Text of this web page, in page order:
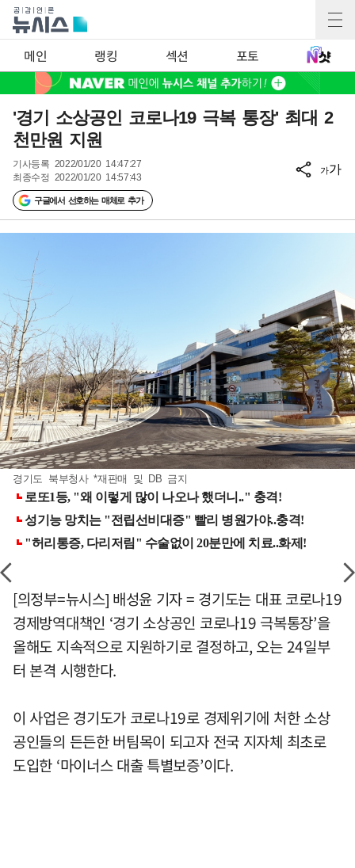
메인 랭킹 섹션 포토
'경기 소상공인 코로나19 극복 통장' 최대 2
천만원 지원
기사등록 2022/01/20 14:47:27
최종수정 2022/01/20 14:57:43
구글에서 선호하는 매체로 추가
가가
경기도 북부청사 *재판매 및 DB 금지
[의정부=뉴시스] 배성윤 기자 = 경기도는 대표 코로나19
경제방역대책인 ‘경기 소상공인 코로나19 극복통장’을
올해도 지속적으로 지원하기로 결정하고, 오는 24일부
터 본격 시행한다.
이 사업은 경기도가 코로나19로 경제위기에 처한 소상
공인들의 든든한 버팀목이 되고자 전국 지자체 최초로
도입한 ‘마이너스 대출 특별보증’이다.